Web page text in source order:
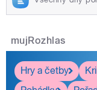
mujRozhlas
Hry a četby